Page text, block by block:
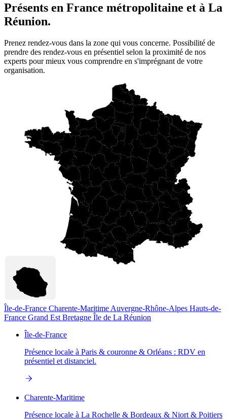
Présents en France métropolitaine et à La
Réunion.
Prenez rendez-vous dans la zone qui vous concerne. Possibilité de
prendre des rendez-vous en présentiel selon la proximité de nos
experts pour mieux vous comprendre en s'imprégnant de votre
organisation.
Île-de-France Charente-Maritime Auvergne-Rhône-Alpes Hauts-de-
France Grand Est Bretagne Île de La Réunion
Île-de-France
Présence locale à Paris & couronne & Orléans : RDV en
présentiel et distanciel.
Charente-Maritime
Présence locale à La Rochelle & Bordeaux & Niort & Poitiers